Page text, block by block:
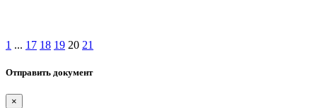
1 ... 17 18 19 20 21
Отправить документ
×